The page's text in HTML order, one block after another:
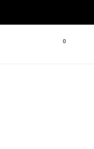
장바구
0